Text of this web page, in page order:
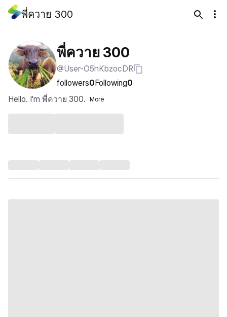
พี่ควาย 300
พี่ควาย 300
@User-O5hKbzocDR
followers0Following0
Hello. I'm พี่ควาย 300.
More